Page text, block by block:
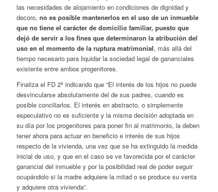
las necesidades de alojamiento en condiciones de dignidad y
decoro, no es posible mantenerlos en el uso de un inmueble
que no tiene el carácter de domicilio familiar, puesto que
dejó de servir a los fines que determinaron la atribución del
uso en el momento de la ruptura matrimonial, más allá del
tiempo necesario para liquidar la sociedad legal de gananciales
existente entre ambos progenitores.
Finaliza el FD 2º indicando que “El interés de los hijos no puede
desvincularse absolutamente del de sus padres, cuando es
posible conciliarlos. El interés en abstracto, o simplemente
especulativo no es suficiente y la misma decisión adoptada en
su día por los progenitores para poner fin al matrimonio, la deben
tener ahora para actuar en beneficio e interés de sus hijos
respecto de la vivienda, una vez que se ha extinguido la medida
inicial de uso, y que en el caso se ve favorecida por el carácter
ganancial del inmueble y por la posibilidad real de poder seguir
ocupándolo si la madre adquiere la mitad o se produce su venta
y adquiere otra vivienda”.